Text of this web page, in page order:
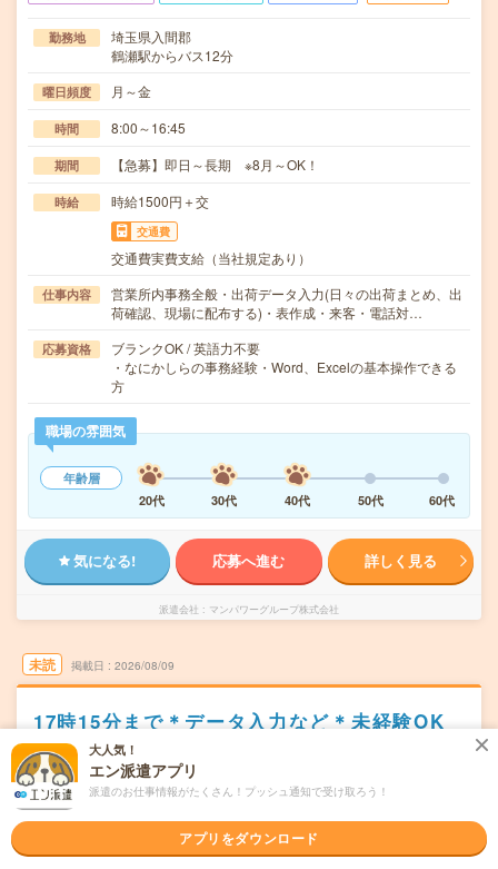
勤務地
埼玉県入間郡
鶴瀬駅からバス12分
曜日頻度 月～金
時間 8:00～16:45
期間 【急募】即日～長期 ※8月～OK！
時給 時給1500円＋交
交通費
交通費実費支給（当社規定あり）
仕事内容
営業所内事務全般・出荷データ入力(日々の出荷まとめ、出
荷確認、現場に配布する)・表作成・来客・電話対…
応募資格
ブランクOK / 英語力不要
・なにかしらの事務経験・Word、Excelの基本操作できる
方
職場の雰囲気
年齢層
20代
30代 40代 50代 60代
気になる! 応募へ進む 詳しく見る
派遣会社 マンパワーグループ株式会社
未読 掲載日 2026/08/09
17時15分まで＊データ入力など＊未経験OK
＊車通勤可
職種未経験OK 交通費別途支給あり
派遣
埼玉県児玉郡
大人気！
エン派遣アプリ
派遣のお仕事情報がたくさん！プッシュ通知で受け取ろう！
アプリをダウンロード